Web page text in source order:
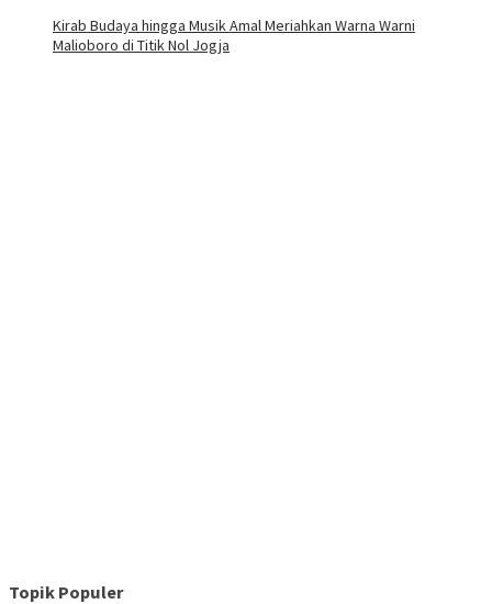
Kirab Budaya hingga Musik Amal Meriahkan Warna Warni
Malioboro di Titik Nol Jogja
Topik Populer